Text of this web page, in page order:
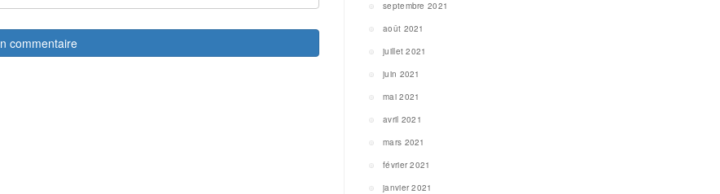
septembre 2021
août 2021
juillet 2021
juin 2021
mai 2021
avril 2021
mars 2021
février 2021
janvier 2021